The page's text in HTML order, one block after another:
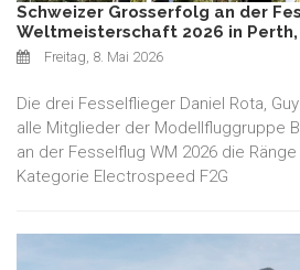
Schweizer Grosserfolg an der
Weltmeisterschaft 2026 in
Freitag, 8. Mai 2026
Die drei Fesselflieger Daniel Rota,
alle Mitglieder der Modellfluggruppe
an der Fesselflug WM 2026 die
Kategorie Electrospeed F2G